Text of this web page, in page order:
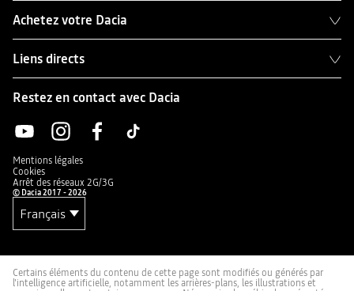
Achetez votre Dacia
Liens directs
Restez en contact avec Dacia
Mentions légales
Cookies
Arrêt des réseaux 2G/3G
© Dacia 2017 - 2026
Certains éléments du contenu de cette page sont modifiés ou générés par
l'intelligence artificielle, notamment les arrières-plans, les illustrations et